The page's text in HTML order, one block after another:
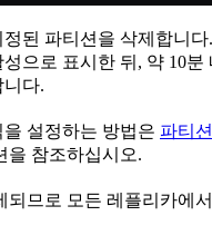
된 파티션을 삭제합니
으로 표시한 뒤, 약 10분
니다.
설정하는 방법은 파티
을 참조하십시오.
되므로 모든 레플리카에